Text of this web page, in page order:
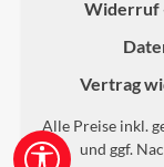
Widerruf
Vertrag
Alle Preise inkl.
und ggf.